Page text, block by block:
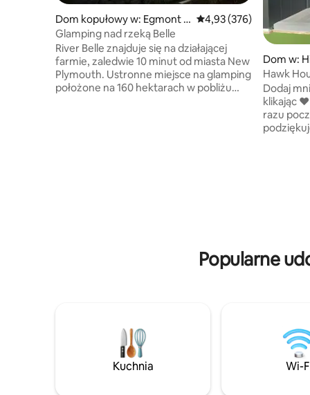
Dom kopułowy w: Egmont V
illage
Średnia ocena: 4,93 na
4,93 (376)
Glamping nad rzeką Belle
River Belle znajduje się na działającej
farmie, zaledwie 10 minut od miasta New
Plymouth. Ustronne miejsce na glamping
położone na 160 hektarach w pobliżu
Dom w:
Hawk
Dodaj
klikając
razu
kulkami
Popularne
Kuchnia Wi-